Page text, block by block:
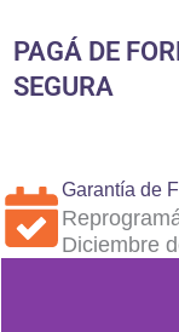
PAGÁ DE
SEGURA
Garantía de
Diciembre